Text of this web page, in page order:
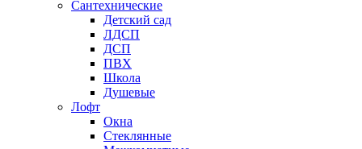
Сантехнические
Детский сад
ЛДСП
ДСП
ПВХ
Школа
Душевые
Лофт
Окна
Стеклянные